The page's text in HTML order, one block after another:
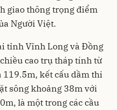
giao thông trọng điểm
Người Việt.
tỉnh Vĩnh Long và Đồng
cao trụ tháp tính từ
kết cấu dầm thi
sông khoảng 38m với
là một trong các cầu